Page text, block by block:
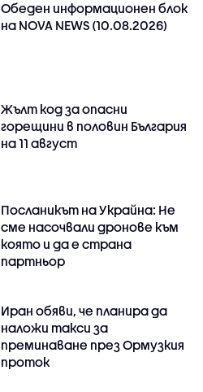
Обеден информационен блок
на NOVA NEWS (10.08.2026)
Жълт код за опасни
горещини в половин България
на 11 август
Посланикът на Украйна: Не
сме насочвали дронове към
която и да е страна
партньор
Иран обяви, че планира да
наложи такси за
преминаване през Ормузкия
проток